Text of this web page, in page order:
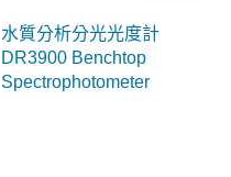
水質分析分光光度計
DR3900 Benchtop
Spectrophotometer